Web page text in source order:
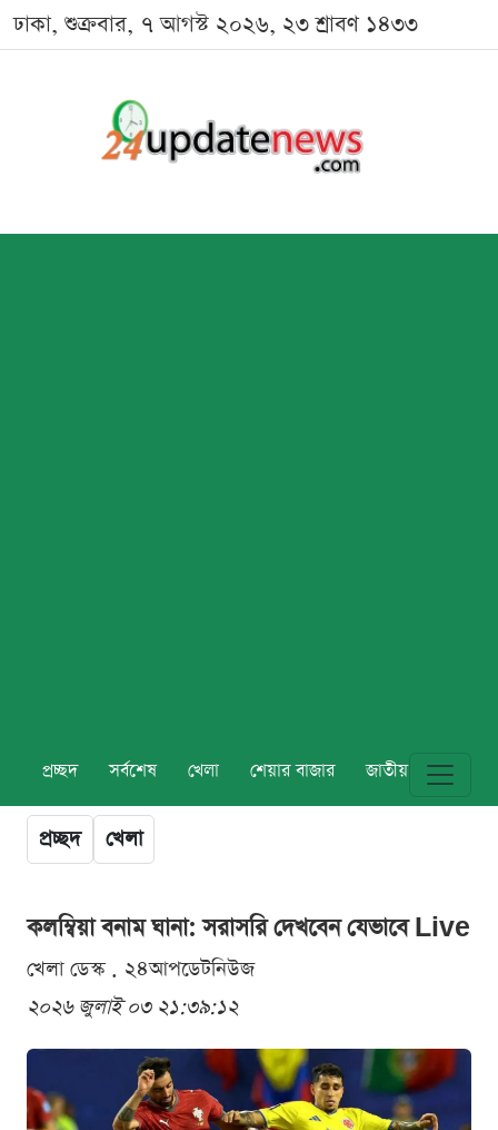
ঢাকা, শুক্রবার, ৭ আগস্ট ২০২৬, ২৩ শ্রাবণ ১৪৩৩
প্রচ্ছদ সর্বশেষ খেলা শেয়ার বাজার জাতীয় বিশ্ব
প্রচ্ছদ খেলা
কলম্বিয়া বনাম ঘানা: সরাসরি দেখবেন যেভাবে Live
খেলা ডেস্ক . ২৪আপডেটনিউজ
২০২৬ জুলাই ০৩ ২১:৩৯:১২